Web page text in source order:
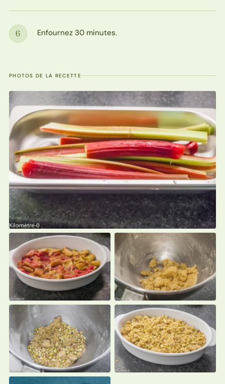
Étape
6 Enfournez 30 minutes.
PHOTOS DE LA RECETTE